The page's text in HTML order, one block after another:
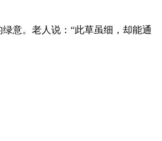
意。老人说：“此草虽细，却能通